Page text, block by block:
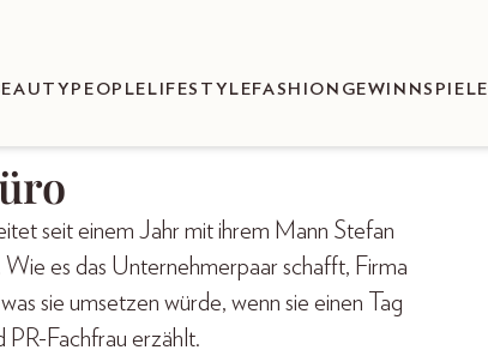
PEOPLE LIFESTYLEFASHION GEWINNSPIELE
seit einem Jahr mit ihrem Mann Stefan
es das Unternehmerpaar schafft, Firma
sie umsetzen würde, wenn sie einen Tag
PR-Fachfrau erzählt.